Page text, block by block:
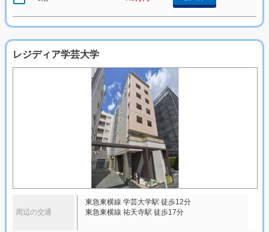
レジディア学芸大学
周辺の交通
東急東横線 学芸大学駅 徒歩12分
東急東横線 祐天寺駅 徒歩17分